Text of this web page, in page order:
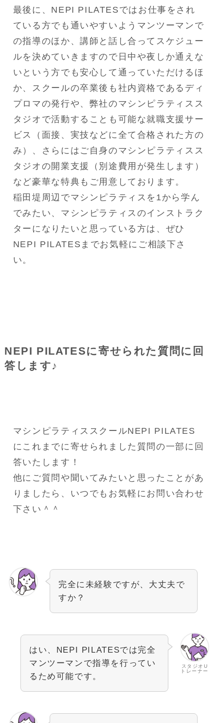
最後に、NEPI PILATESではお仕事をされ
ている方でも通いやすいようマンツーマンで
の指導のほか、講師と話し合ってスケジュー
ルを決めていきますので日中や夜しか通えな
いという方でも安心して通っていただけるほ
か、スクールの卒業後も社内資格であるディ
プロマの発行や、弊社のマシンピラティスス
タジオで活動することも可能な就職支援サー
ビス（面接、実技などに全て合格された方の
み）、さらにはご自身のマシンピラティスス
タジオの開業支援（別途費用が発生します）
など豪華な特典もご用意しております。
稲田堤周辺でマシンピラティスを1から学ん
でみたい、マシンピラティスのインストラク
ターになりたいと思っている方は、ぜひ
NEPI PILATESまでお気軽にご相談下さ
い。
NEPI PILATESに寄せられた質問に回
答します♪
マシンピラティススクールNEPI PILATES
にこれまでに寄せられました質問の一部に回
答いたします！
他にご質問や聞いてみたいと思ったことがあ
りましたら、いつでもお気軽にお問い合わせ
下さい＾＾
完全に未経験ですが、大丈夫で
すか？
スタジオU
トレーナー
はい、NEPI PILATESでは完全
マンツーマンで指導を行ってい
るため可能です。